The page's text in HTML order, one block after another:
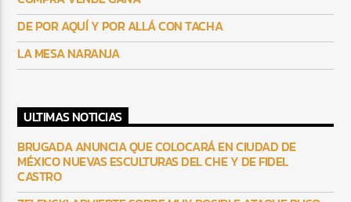
DE POR AQUÍ Y POR ALLÁ CON TACHA
LA MESA NARANJA
ULTIMAS NOTICIAS
BRUGADA ANUNCIA QUE COLOCARÁ EN CIUDAD DE
MÉXICO NUEVAS ESCULTURAS DEL CHE Y DE FIDEL
CASTRO